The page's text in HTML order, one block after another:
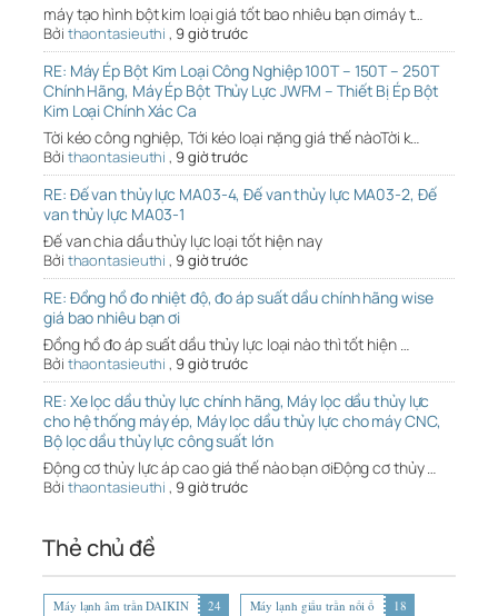
máy tạo hình bột kim loại giá tốt bao nhiêu bạn ơimáy t…
Bởi thaontasieuthi , 9 giờ trước
RE: Máy Ép Bột Kim Loại Công Nghiệp 100T – 150T – 250T
Chính Hãng, Máy Ép Bột Thủy Lực JWFM – Thiết Bị Ép Bột
Kim Loại Chính Xác Ca
Tời kéo công nghiệp, Tới kéo loại nặng giá thế nàoTời k…
Bởi thaontasieuthi , 9 giờ trước
RE: Đế van thủy lực MA03-4, Đế van thủy lực MA03-2, Đế
van thủy lực MA03-1
Đế van chia dầu thủy lực loại tốt hiện nay
Bởi thaontasieuthi , 9 giờ trước
RE: Đồng hồ đo nhiệt độ, đo áp suất dầu chính hãng wise
giá bao nhiêu bạn ơi
Đồng hồ đo áp suất dầu thủy lực loại nào thì tốt hiện …
Bởi thaontasieuthi , 9 giờ trước
RE: Xe lọc dầu thủy lực chính hãng, Máy lọc dầu thủy lực
cho hệ thống máy ép, Máy lọc dầu thủy lực cho máy CNC,
Bộ lọc dầu thủy lực công suất lớn
Động cơ thủy lực áp cao giá thế nào bạn ơiĐộng cơ thủy …
Bởi thaontasieuthi , 9 giờ trước
Thẻ chủ đề
Máy lạnh âm trần DAIKIN 24 Máy lạnh giấu trần nối ố
18